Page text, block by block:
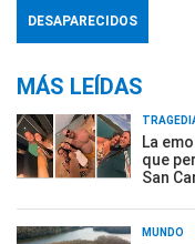
DESAPARECIDOS
MÁS LEÍDAS
La
que
San
MUNDO